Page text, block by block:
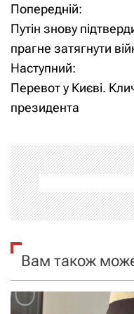
Н
а
в
і
а
ц
і
я
з
Попередній:
Путін знову
прагне затягнути
Наступний:
Перевот у Києві.
президента
Вам також